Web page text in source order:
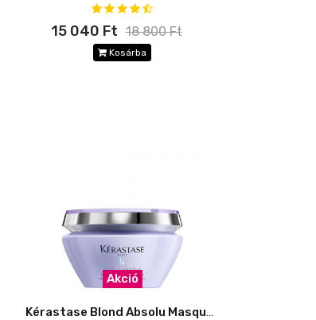
15 040 Ft 18 800 Ft
Kosárba
Akció
Kérastase Blond Absolu Masque Ultra-Violet